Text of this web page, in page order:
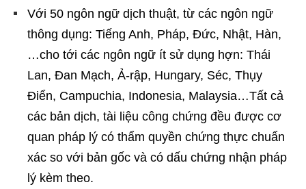
Với 50 ngôn ngữ dịch thuật, từ các ngôn ngữ
thông dụng: Tiếng Anh, Pháp, Đức, Nhật, Hàn,
…cho tới các ngôn ngữ ít sử dụng hợn: Thái
Lan, Đan Mạch, Ả-rập, Hungary, Séc, Thụy
Điển, Campuchia, Indonesia, Malaysia…Tất cả
các bản dịch, tài liệu công chứng đều được cơ
quan pháp lý có thẩm quyền chứng thực chuẩn
xác so với bản gốc và có dấu chứng nhận pháp
lý kèm theo.